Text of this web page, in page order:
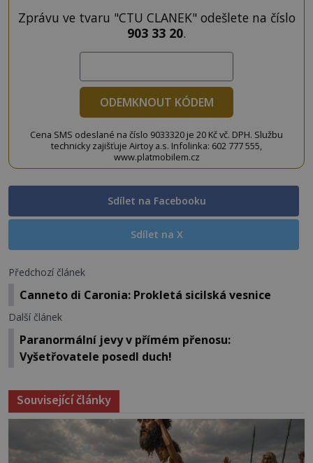
Zprávu ve tvaru "CTU CLANEK" odešlete na číslo
903 33 20.
ODEMKNOUT KÓDEM
Cena SMS odeslané na číslo 9033320 je 20 Kč vč. DPH. Službu
technicky zajišťuje Airtoy a.s. Infolinka: 602 777 555,
www.platmobilem.cz
Sdílet na Facebooku
Sdílet na X
Předchozí článek
Canneto di Caronia: Prokletá sicilská vesnice
Další článek
Paranormální jevy v přímém přenosu:
Vyšetřovatele posedl duch!
Související články